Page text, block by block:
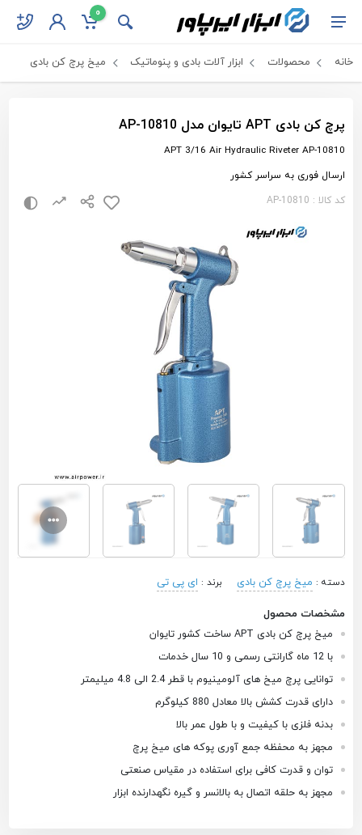
0
خانه محصولات ابزار آلات بادی و پنوماتیک میخ پرچ کن بادی
پرچ کن بادی APT تایوان مدل AP-10810
APT 3/16 Air Hydraulic Riveter AP-10810
ارسال فوری به سراسر کشور
کد کالا : AP-10810
دسته : میخ پرچ کن بادی برند : ای پی تی
مشخصات محصول
میخ پرچ کن بادی APT ساخت کشور تایوان
با 12 ماه گارانتی رسمی و 10 سال خدمات
توانایی پرچ میخ های آلومینیوم با قطر 2.4 الی 4.8 میلیمتر
دارای قدرت کشش بالا معادل 880 کیلوگرم
بدنه فلزی با کیفیت و با طول عمر بالا
مجهز به محفظه جمع آوری پوکه های میخ پرچ
توان و قدرت کافی برای استفاده در مقیاس صنعتی
مجهز به حلقه اتصال به بالانسر و گیره نگهدارنده ابزار